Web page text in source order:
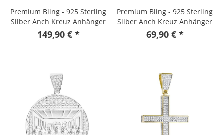
Premium Bling - 925 Sterling
Silber Anch Kreuz Anhänger
149,90 € *
Premium Bling - 925 Sterling
Silber Anch Kreuz Anhänger
gold
69,90 € *